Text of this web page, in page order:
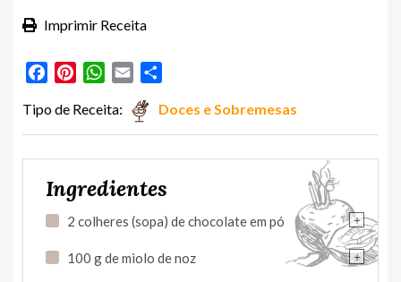
Imprimir Receita
FacebookPinterestWhatsApp
Email
Tipo de Receita: Doces e Sobremesas
Ingredientes
+
2 colheres (sopa) de chocolate em pó
+
100 g de miolo de noz